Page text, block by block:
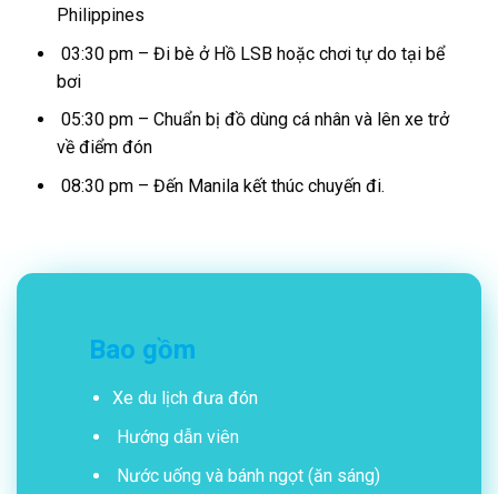
Philippines
03:30 pm – Đi bè ở Hồ LSB hoặc chơi tự do tại bể
bơi
05:30 pm – Chuẩn bị đồ dùng cá nhân và lên xe trở
về điểm đón
08:30 pm – Đến Manila kết thúc chuyến đi.
Bao gồm
Xe du lịch đưa đón
Hướng dẫn viên
Nước uống và bánh ngọt (ăn sáng)